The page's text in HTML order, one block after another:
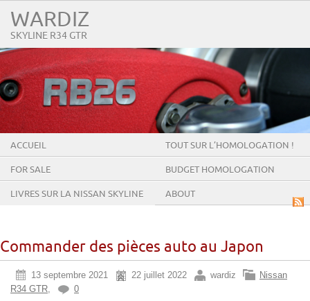
WARDIZ
SKYLINE R34 GTR
ACCUEIL TOUT SUR L’HOMOLOGATION !
FOR SALE BUDGET HOMOLOGATION
LIVRES SUR LA NISSAN SKYLINE ABOUT
Commander des pièces auto au Japon
13 septembre 2021 22 juillet 2022 wardiz
Nissan
R34 GTR
0